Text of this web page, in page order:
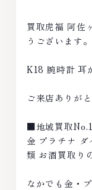
買取虎福 阿佐
うございます。
K18 腕時計 耳
ご来店ありが
■地域買取
金 プラチナ ダ
類 お酒買取り
なかでも金・